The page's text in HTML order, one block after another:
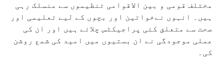
مختلف قومی و بین الاقوامی تنظیموں سے منسلک رہی
ہیں۔ انہوں نےخواتین اور بچوں کے لیے تعلیمی اور
صحت سے متعلق کئی پراجیکٹس چلائے ہیں اور ان کی
عملی موجودگی نے ان بستیوں میں امید کی شمع روشن
کی۔